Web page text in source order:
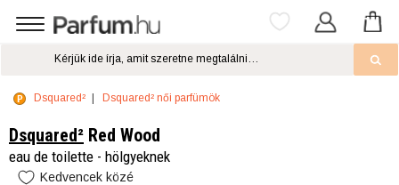
Dsquared² Dsquared² női parfümök
Dsquared² Red Wood
eau de toilette - hölgyeknek
Kedvencek közé